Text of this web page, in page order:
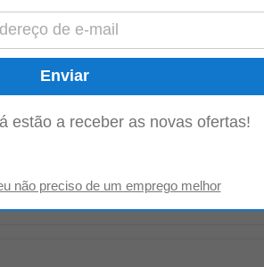
do mercado automóvel? Se
estão a receber as novas ofertas!